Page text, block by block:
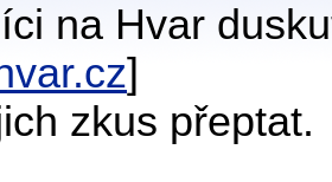
na Hvar
]
zkus přeptat.